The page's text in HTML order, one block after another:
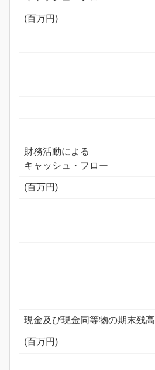
(百万円)
財務活動による
キャッシュ・フロー
(百万円)
現金及び現金同等物の期末残高
(百万円)